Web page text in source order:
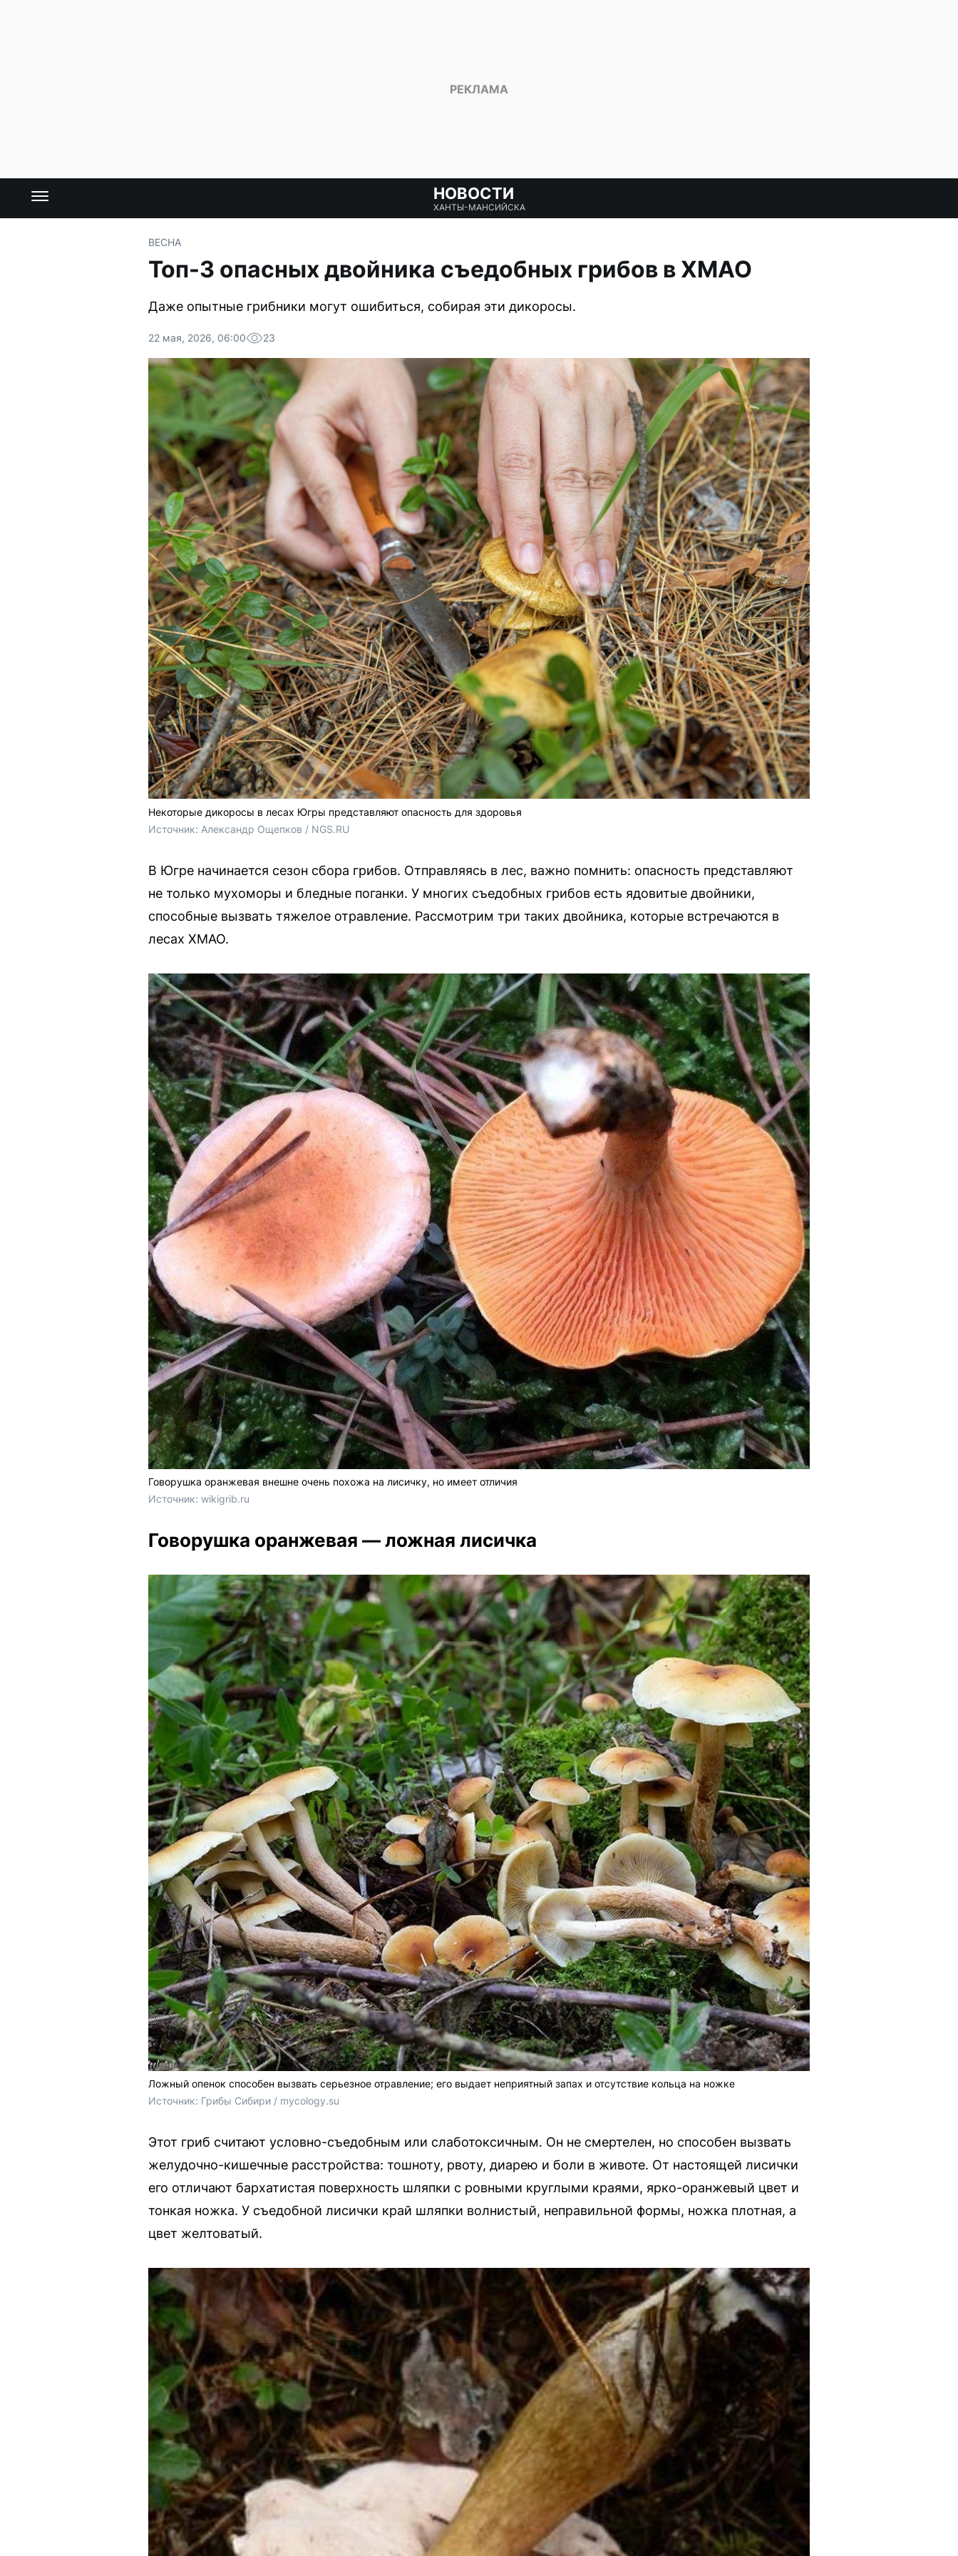
НОВОСТИ
ХАНТЫ-МАНСИЙСКА
ВЕСНА
Топ-3 опасных двойника съедобных грибов в ХМАО
Даже опытные грибники могут ошибиться, собирая эти дикоросы.
22 мая, 2026, 06:00 23
Некоторые дикоросы в лесах Югры представляют опасность для здоровья
Источник: Александр Ощепков / NGS.RU
В Югре начинается сезон сбора грибов. Отправляясь в лес, важно помнить: опасность представляют
не только мухоморы и бледные поганки. У многих съедобных грибов есть ядовитые двойники,
способные вызвать тяжелое отравление. Рассмотрим три таких двойника, которые встречаются в
лесах ХМАО.
Говорушка оранжевая внешне очень похожа на лисичку, но имеет отличия
Источник: wikigrib.ru
Говорушка оранжевая — ложная лисичка
Ложный опенок способен вызвать серьезное отравление; его выдает неприятный запах и отсутствие кольца на ножке
Источник: Грибы Сибири / mycology.su
Этот гриб считают условно-съедобным или слаботоксичным. Он не смертелен, но способен вызвать
желудочно-кишечные расстройства: тошноту, рвоту, диарею и боли в животе. От настоящей лисички
его отличают бархатистая поверхность шляпки с ровными круглыми краями, ярко-оранжевый цвет и
тонкая ножка. У съедобной лисички край шляпки волнистый, неправильной формы, ножка плотная, а
цвет желтоватый.